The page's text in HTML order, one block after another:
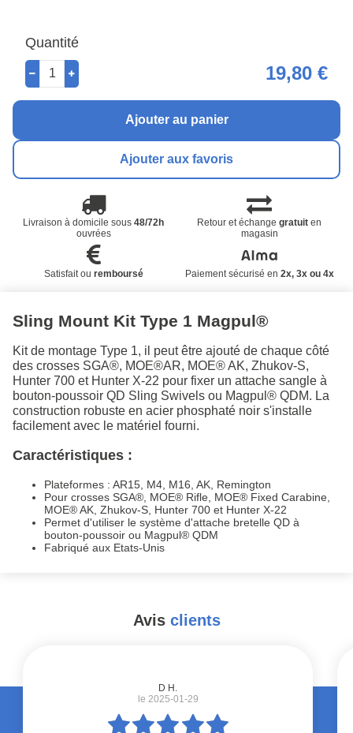
Quantité
19,80 €
Ajouter au panier
Ajouter aux favoris
Livraison à domicile sous48/72h
ouvrées
Retour et échangegratuit en
magasin
Satisfait ou remboursé Paiement sécurisé en 2x, 3x ou 4x
Sling Mount Kit Type 1 Magpul®
Kit de montage Type 1, il peut être ajouté de chaque côté
des crosses SGA®, MOE®AR, MOE® AK, Zhukov-S,
Hunter 700 et Hunter X-22 pour fixer un attache sangle à
bouton-poussoir QD Sling Swivels ou Magpul® QDM. La
construction robuste en acier phosphaté noir s'installe
facilement avec le matériel fourni.
Caractéristiques :
Plateformes : AR15, M4, M16, AK, Remington
Pour crosses SGA®, MOE® Rifle, MOE® Fixed Carabine,
MOE® AK, Zhukov-S, Hunter 700 et Hunter X-22
Permet d'utiliser le système d'attache bretelle QD à
bouton-poussoir ou Magpul® QDM
Fabriqué aux Etats-Unis
Avis clients
D H.
le 2025-01-29